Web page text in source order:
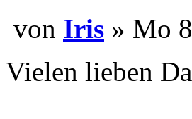
von Iris » Mo
Vielen lieben